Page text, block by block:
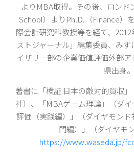
よりMBA取得。その後、ロンド
School）よりPh.D.（Finance）
際会計研究科教授等を経て、
ストジャーナル」編集委員、み
イザリー部の企業価値評価外部
県出身。
著書に「検証 日本の敵対的買収
社）、「MBAゲーム理論」（ダ
評価（実践編）」（ダイヤモン
門編）」（ダイヤモ
https://www.waseda.jp/